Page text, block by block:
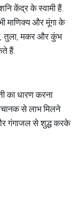
केंद्र के स्वामी हैं.
माणिक्य और मूंगा के
तुला, मकर और कुंभ
हैं.
का धारण करना
से लाभ मिलने
गंगाजल से शुद्ध करके